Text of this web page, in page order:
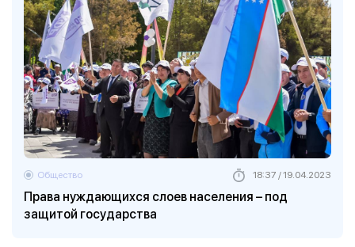
Права нуждающихся слоев населения – под
защитой государства
Общество 18:37 / 19.04.2023